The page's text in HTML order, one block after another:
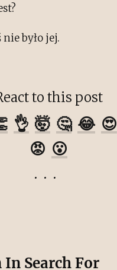
było jej.
to this post
👌 🤯 🤔 😂 😍
😡 😮
In Search For